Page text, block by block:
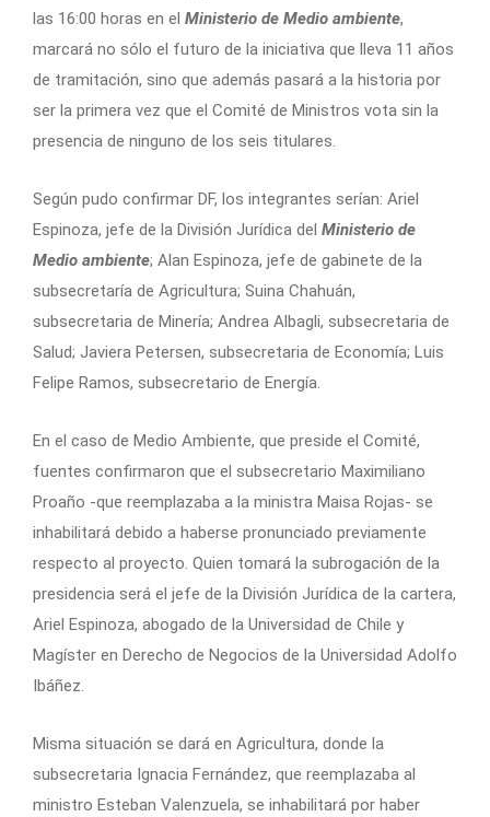
las 16:00 horas en el Ministerio de Medio ambiente,
marcará no sólo el futuro de la iniciativa que lleva 11 años
de tramitación, sino que además pasará a la historia por
ser la primera vez que el Comité de Ministros vota sin la
presencia de ninguno de los seis titulares.
Según pudo confirmar DF, los integrantes serían: Ariel
Espinoza, jefe de la División Jurídica del Ministerio de
Medio ambiente; Alan Espinoza, jefe de gabinete de la
subsecretaría de Agricultura; Suina Chahuán,
subsecretaria de Minería; Andrea Albagli, subsecretaria de
Salud; Javiera Petersen, subsecretaria de Economía; Luis
Felipe Ramos, subsecretario de Energía.
En el caso de Medio Ambiente, que preside el Comité,
fuentes confirmaron que el subsecretario Maximiliano
Proaño -que reemplazaba a la ministra Maisa Rojas- se
inhabilitará debido a haberse pronunciado previamente
respecto al proyecto. Quien tomará la subrogación de la
presidencia será el jefe de la División Jurídica de la cartera,
Ariel Espinoza, abogado de la Universidad de Chile y
Magíster en Derecho de Negocios de la Universidad Adolfo
Ibáñez.
Misma situación se dará en Agricultura, donde la
subsecretaria Ignacia Fernández, que reemplazaba al
ministro Esteban Valenzuela, se inhabilitará por haber